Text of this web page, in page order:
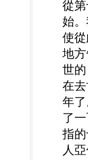
從
始
使
地
世
在
年
了
指
人